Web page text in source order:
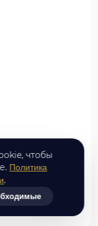
чтобы
Политика
.